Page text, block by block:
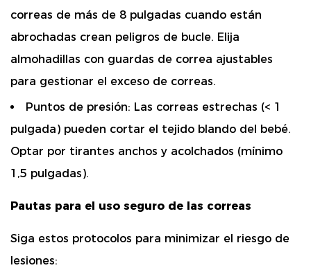
correas de más de 8 pulgadas cuando están
abrochadas crean peligros de bucle. Elija
almohadillas con guardas de correa ajustables
para gestionar el exceso de correas.
Puntos de presión: Las correas estrechas (< 1
pulgada) pueden cortar el tejido blando del bebé.
Optar por tirantes anchos y acolchados (mínimo
1,5 pulgadas).
Pautas para el uso seguro de las correas
Siga estos protocolos para minimizar el riesgo de
lesiones: